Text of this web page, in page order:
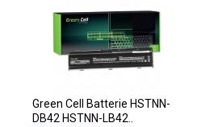
Green Cell Batterie HSTNN-
DB42 HSTNN-LB42..